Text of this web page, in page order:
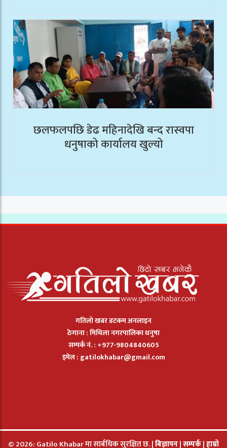
छलफलपछि डेढ महिनादेखि बन्द रास्वपा
धनुषाको कार्यालय खुल्यो
गतिलो खबर डटकम अनलाइन
ठेगाना : मिथिला नगरपालिका धनुषा
सम्पर्क नं. : +977-9804840605
इमेल : gatilokhabar@gmail.com
© 2026: Gatilo Khabar मा सार्बधिक सुरक्षित छ. |बिज्ञापन|सम्पर्क|हाम्रो